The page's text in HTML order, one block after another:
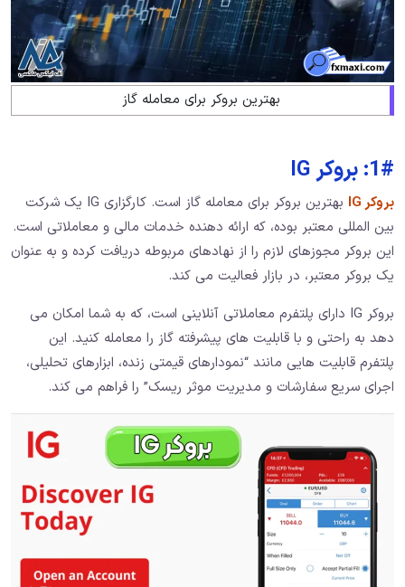
بهترین بروکر برای معامله گاز
1#: بروکر IG
بروکر IG
بهترین بروکر برای معامله گاز است. کارگزاری IG یک شرکت
بین المللی معتبر بوده، که ارائه دهنده خدمات مالی و معاملاتی است.
این بروکر مجوزهای لازم را از نهادهای مربوطه دریافت کرده و به عنوان
یک بروکر معتبر، در بازار فعالیت می ‌کند.
بروکر IG دارای پلتفرم معاملاتی آنلاینی است، که به شما امکان می
‌دهد به راحتی و با قابلیت ‌های پیشرفته گاز را معامله کنید. این
پلتفرم قابلیت هایی مانند “نمودارهای قیمتی زنده، ابزارهای تحلیلی،
اجرای سریع سفارشات و مدیریت موثر ریسک” را فراهم می ‌کند.